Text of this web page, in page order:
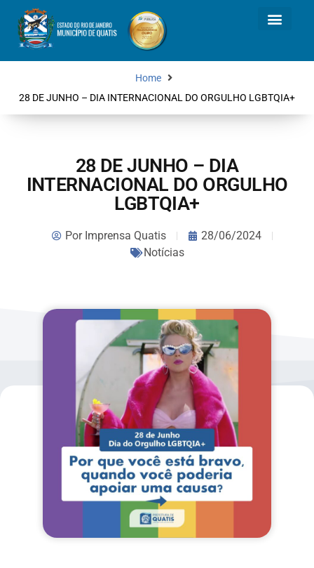
Home
28 DE JUNHO – DIA INTERNACIONAL DO ORGULHO LGBTQIA+
28 DE JUNHO – DIA
INTERNACIONAL DO ORGULHO
LGBTQIA+
PorImprensa Quatis
28/06/2024
Notícias